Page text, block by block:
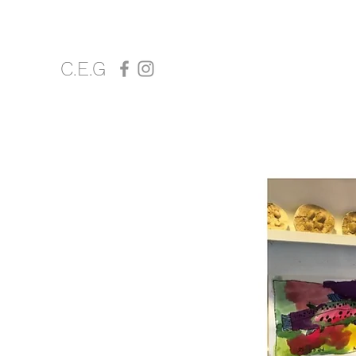
C.E.G